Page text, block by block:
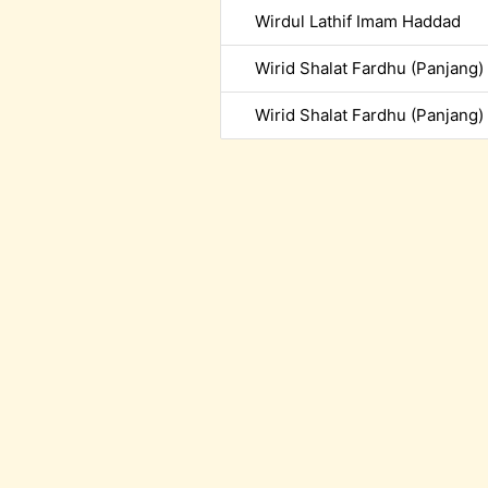
Wirdul Lathif Imam Haddad
Wirid Shalat Fardhu (Panjang)
Wirid Shalat Fardhu (Panjang)